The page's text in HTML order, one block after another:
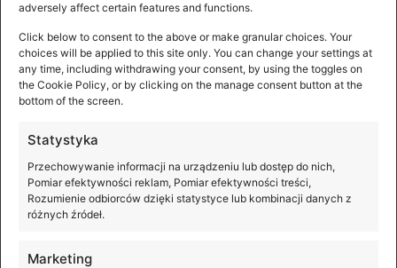
adversely affect certain features and functions.
Click below to consent to the above or make granular choices. Your
choices will be applied to this site only. You can change your settings at
any time, including withdrawing your consent, by using the toggles on
the Cookie Policy, or by clicking on the manage consent button at the
bottom of the screen.
Statystyka
Przechowywanie informacji na urządzeniu lub dostęp do nich,
Pomiar efektywności reklam, Pomiar efektywności treści,
Rozumienie odbiorców dzięki statystyce lub kombinacji danych z
różnych źródeł.
Marketing
Premiera DJI Mic Mini 2S
Lekki, kompaktowy i jeszcze lepiej przygotowany na
nieprzewidywalne warunki rejestrowania dźwięku. DJI
nagrywanie wewnętrzne w formacie